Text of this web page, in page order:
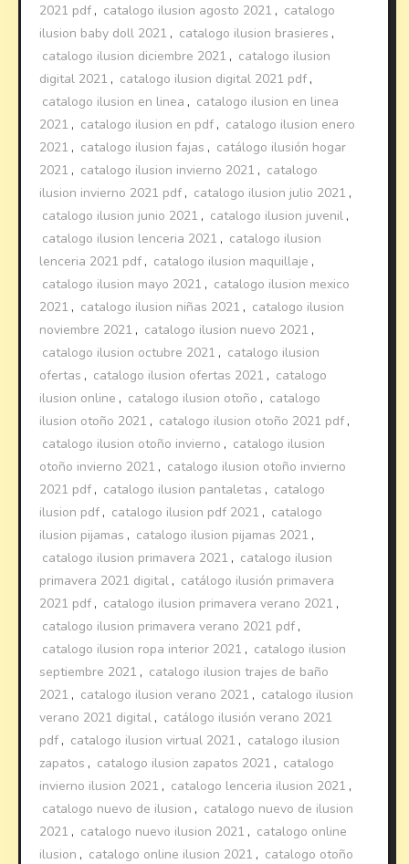
2021 pdf , catalogo ilusion agosto 2021 , catalogo
ilusion baby doll 2021 , catalogo ilusion brasieres ,
catalogo ilusion diciembre 2021 , catalogo ilusion
digital 2021 , catalogo ilusion digital 2021 pdf ,
catalogo ilusion en linea , catalogo ilusion en linea
2021 , catalogo ilusion en pdf , catalogo ilusion enero
2021 , catalogo ilusion fajas , catálogo ilusión hogar
2021 , catalogo ilusion invierno 2021 , catalogo
ilusion invierno 2021 pdf , catalogo ilusion julio 2021 ,
catalogo ilusion junio 2021 , catalogo ilusion juvenil ,
catalogo ilusion lenceria 2021 , catalogo ilusion
lenceria 2021 pdf , catalogo ilusion maquillaje ,
catalogo ilusion mayo 2021 , catalogo ilusion mexico
2021 , catalogo ilusion niñas 2021 , catalogo ilusion
noviembre 2021 , catalogo ilusion nuevo 2021 ,
catalogo ilusion octubre 2021 , catalogo ilusion
ofertas , catalogo ilusion ofertas 2021 , catalogo
ilusion online , catalogo ilusion otoño , catalogo
ilusion otoño 2021 , catalogo ilusion otoño 2021 pdf ,
catalogo ilusion otoño invierno , catalogo ilusion
otoño invierno 2021 , catalogo ilusion otoño invierno
2021 pdf , catalogo ilusion pantaletas , catalogo
ilusion pdf , catalogo ilusion pdf 2021 , catalogo
ilusion pijamas , catalogo ilusion pijamas 2021 ,
catalogo ilusion primavera 2021 , catalogo ilusion
primavera 2021 digital , catálogo ilusión primavera
2021 pdf , catalogo ilusion primavera verano 2021 ,
catalogo ilusion primavera verano 2021 pdf ,
catalogo ilusion ropa interior 2021 , catalogo ilusion
septiembre 2021 , catalogo ilusion trajes de baño
2021 , catalogo ilusion verano 2021 , catalogo ilusion
verano 2021 digital , catálogo ilusión verano 2021
pdf , catalogo ilusion virtual 2021 , catalogo ilusion
zapatos , catalogo ilusion zapatos 2021 , catalogo
invierno ilusion 2021 , catalogo lenceria ilusion 2021 ,
catalogo nuevo de ilusion , catalogo nuevo de ilusion
2021 , catalogo nuevo ilusion 2021 , catalogo online
ilusion , catalogo online ilusion 2021 , catalogo otoño